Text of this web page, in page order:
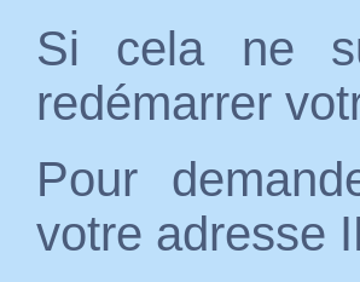
Si cela ne
redémarrer
Pour
votre adresse